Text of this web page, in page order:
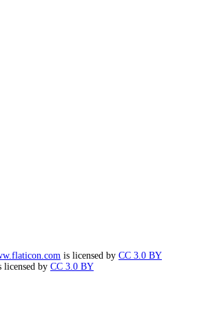
is licensed by CC 3.0 BY
by CC 3.0 BY